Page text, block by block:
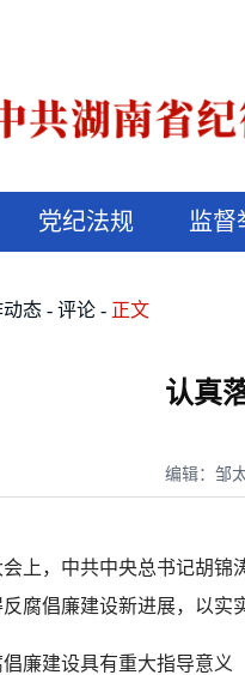
党纪法规 监督
动态 评论 正文
认真
编辑：邹
，中共中央总书记胡锦
腐倡廉建设新进展，以实
建设具有重大指导意义